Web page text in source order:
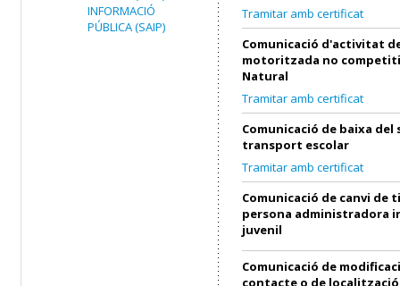
INFORMACIÓ
PÚBLICA (SAIP)
Tramitar amb certificat
Comunicació d'activitat
motoritzada no
Natural
Tramitar amb certificat
Comunicació de baixa del
transport escolar
Tramitar amb certificat
Comunicació de canvi de
persona administradora
juvenil
Comunicació de
contacte o de